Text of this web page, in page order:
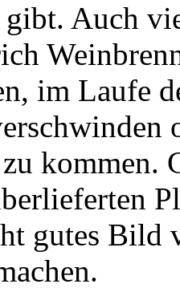
Auch
im Laufe
kommen.
gutes Bild